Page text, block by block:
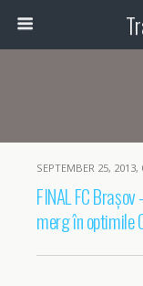
SEPTEMBER 25, 2013,
FINAL FC
merg în optimile